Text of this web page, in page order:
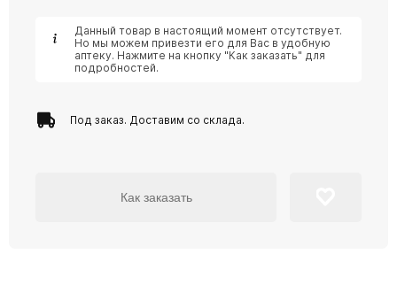
Данный товар в настоящий момент отсутствует.
Но мы можем привезти его для Вас в удобную
аптеку. Нажмите на кнопку "Как заказать" для
подробностей.
Под заказ. Доставим со склада.
Как заказать